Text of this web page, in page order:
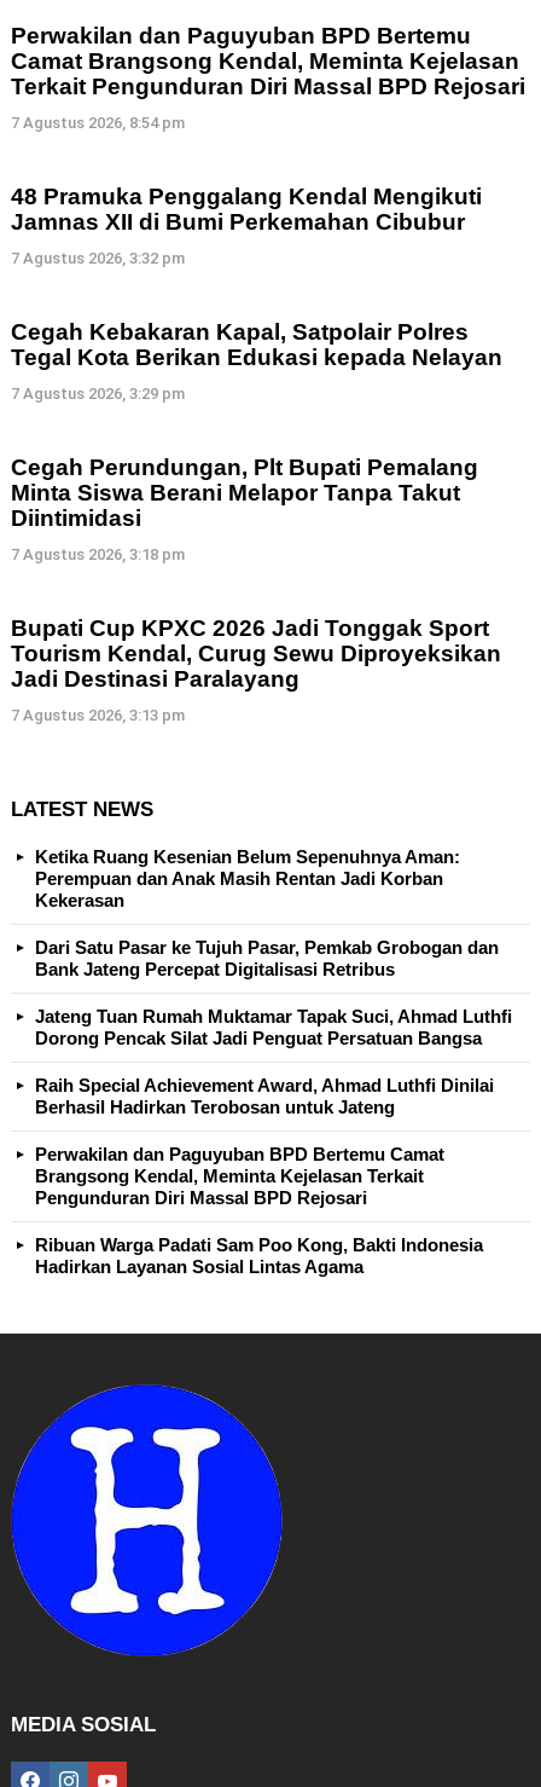
Perwakilan dan Paguyuban BPD Bertemu
Camat Brangsong Kendal, Meminta Kejelasan
Terkait Pengunduran Diri Massal BPD Rejosari
7 Agustus 2026, 8:54 pm
48 Pramuka Penggalang Kendal Mengikuti
Jamnas XII di Bumi Perkemahan Cibubur
7 Agustus 2026, 3:32 pm
Cegah Kebakaran Kapal, Satpolair Polres
Tegal Kota Berikan Edukasi kepada Nelayan
7 Agustus 2026, 3:29 pm
Cegah Perundungan, Plt Bupati Pemalang
Minta Siswa Berani Melapor Tanpa Takut
Diintimidasi
7 Agustus 2026, 3:18 pm
Bupati Cup KPXC 2026 Jadi Tonggak Sport
Tourism Kendal, Curug Sewu Diproyeksikan
Jadi Destinasi Paralayang
7 Agustus 2026, 3:13 pm
LATEST NEWS
Ketika Ruang Kesenian Belum Sepenuhnya Aman:
Perempuan dan Anak Masih Rentan Jadi Korban
Kekerasan
Dari Satu Pasar ke Tujuh Pasar, Pemkab Grobogan dan
Bank Jateng Percepat Digitalisasi Retribus
Jateng Tuan Rumah Muktamar Tapak Suci, Ahmad Luthfi
Dorong Pencak Silat Jadi Penguat Persatuan Bangsa
Raih Special Achievement Award, Ahmad Luthfi Dinilai
Berhasil Hadirkan Terobosan untuk Jateng
Perwakilan dan Paguyuban BPD Bertemu Camat
Brangsong Kendal, Meminta Kejelasan Terkait
Pengunduran Diri Massal BPD Rejosari
Ribuan Warga Padati Sam Poo Kong, Bakti Indonesia
Hadirkan Layanan Sosial Lintas Agama
MEDIA SOSIAL
facebookinstagramyoutube